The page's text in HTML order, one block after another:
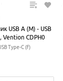
USB A (M) - USB
Vention CDPH0
Type-C (F)